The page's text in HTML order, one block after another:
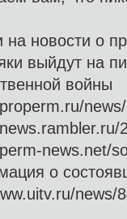
на новости о
выйдут на
войны
news.net/
о
news/